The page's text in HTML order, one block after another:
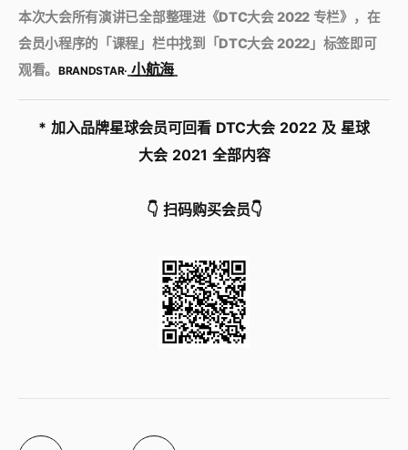
本次大会所有演讲已全部整理进《DTC大会 2022 专栏》，在
会员小程序的「课程」栏中找到「DTC大会 2022」标签即可
观看。BRANDSTAR· 小航海
* 加入品牌星球会员可回看 DTC大会 2022 及 星球
大会 2021 全部内容
👇 扫码购买会员👇